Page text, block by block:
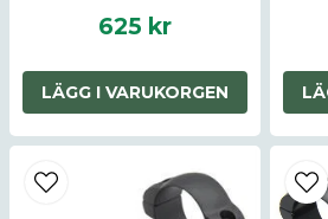
625 kr
LÄGG I VARUKORGEN